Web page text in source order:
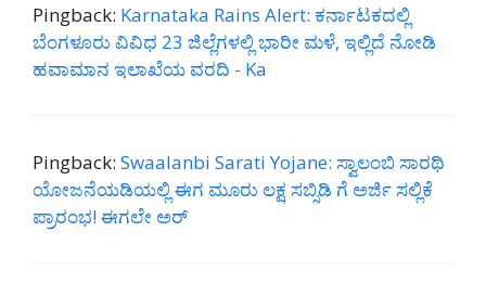
Pingback: Karnataka Rains Alert: ಕರ್ನಾಟಕದಲ್ಲಿ
ಬೆಂಗಳೂರು ವಿವಿಧ 23 ಜಿಲ್ಲೆಗಳಲ್ಲಿ ಭಾರೀ ಮಳೆ, ಇಲ್ಲಿದೆ ನೋಡಿ
ಹವಾಮಾನ ಇಲಾಖೆಯ ವರದಿ - Ka
Pingback: Swaalanbi Sarati Yojane: ಸ್ವಾಲಂಬಿ ಸಾರಥಿ
ಯೋಜನೆಯಡಿಯಲ್ಲಿ ಈಗ ಮೂರು ಲಕ್ಷ ಸಬ್ಸಿಡಿ ಗೆ ಅರ್ಜಿ ಸಲ್ಲಿಕೆ
ಪ್ರಾರಂಭ! ಈಗಲೇ ಅರ್